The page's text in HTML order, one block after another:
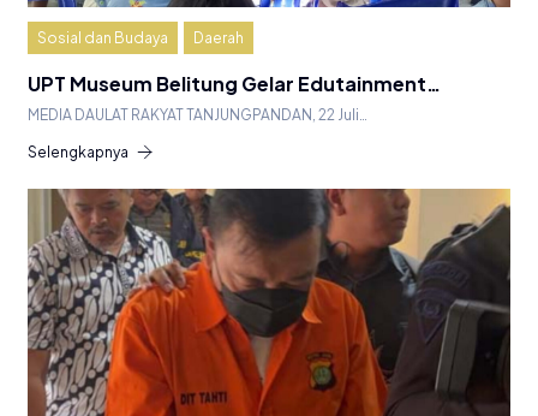
Sosial dan Budaya Daerah
UPT Museum Belitung Gelar Edutainment…
MEDIA DAULAT RAKYAT TANJUNGPANDAN, 22 Juli…
Selengkapnya